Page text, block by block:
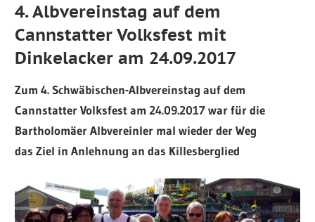
4. Albvereinstag auf dem
Cannstatter Volksfest mit
Dinkelacker am 24.09.2017
Zum 4. Schwäbischen-Albvereinstag auf dem
Cannstatter Volksfest am 24.09.2017 war für die
Bartholomäer Albvereinler mal wieder der Weg
das Ziel in Anlehnung an das Killesberglied